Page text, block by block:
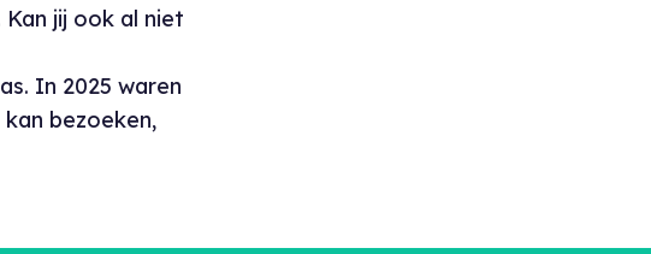
Kan jij ook al niet
In 2025 waren
bezoeken,